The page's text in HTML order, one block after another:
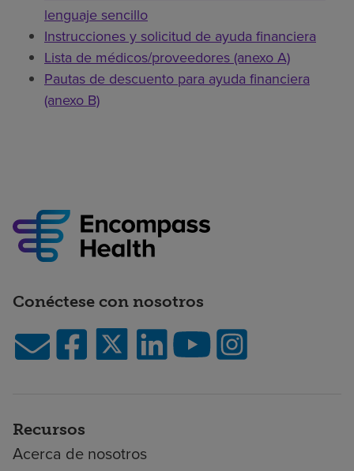
lenguaje sencillo
Instrucciones y solicitud de ayuda financiera
Lista de médicos/proveedores (anexo A)
Pautas de descuento para ayuda financiera
(anexo B)
Conéctese con nosotros
Recursos
Acerca de nosotros